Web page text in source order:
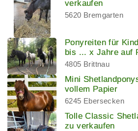
verkaufen
5620 Bremgarten
Ponyreiten für
bis ... x Jahre auf
4805 Brittnau
Mini
vollem Papier
6245 Ebersecken
Tolle Classic
zu verkaufen